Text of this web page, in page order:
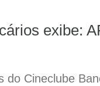
exibe:
do Cineclube